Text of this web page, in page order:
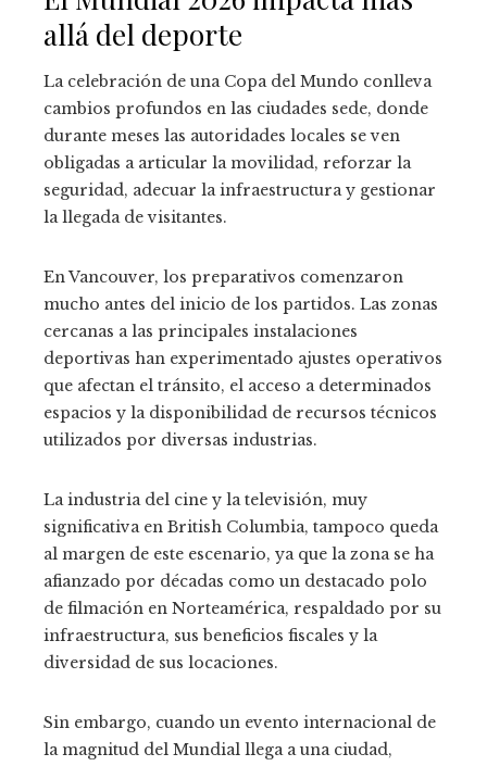
allá del deporte
La celebración de una Copa del Mundo conlleva
cambios profundos en las ciudades sede, donde
durante meses las autoridades locales se ven
obligadas a articular la movilidad, reforzar la
seguridad, adecuar la infraestructura y gestionar
la llegada de visitantes.
En Vancouver, los preparativos comenzaron
mucho antes del inicio de los partidos. Las zonas
cercanas a las principales instalaciones
deportivas han experimentado ajustes operativos
que afectan el tránsito, el acceso a determinados
espacios y la disponibilidad de recursos técnicos
utilizados por diversas industrias.
La industria del cine y la televisión, muy
significativa en British Columbia, tampoco queda
al margen de este escenario, ya que la zona se ha
afianzado por décadas como un destacado polo
de filmación en Norteamérica, respaldado por su
infraestructura, sus beneficios fiscales y la
diversidad de sus locaciones.
Sin embargo, cuando un evento internacional de
la magnitud del Mundial llega a una ciudad,